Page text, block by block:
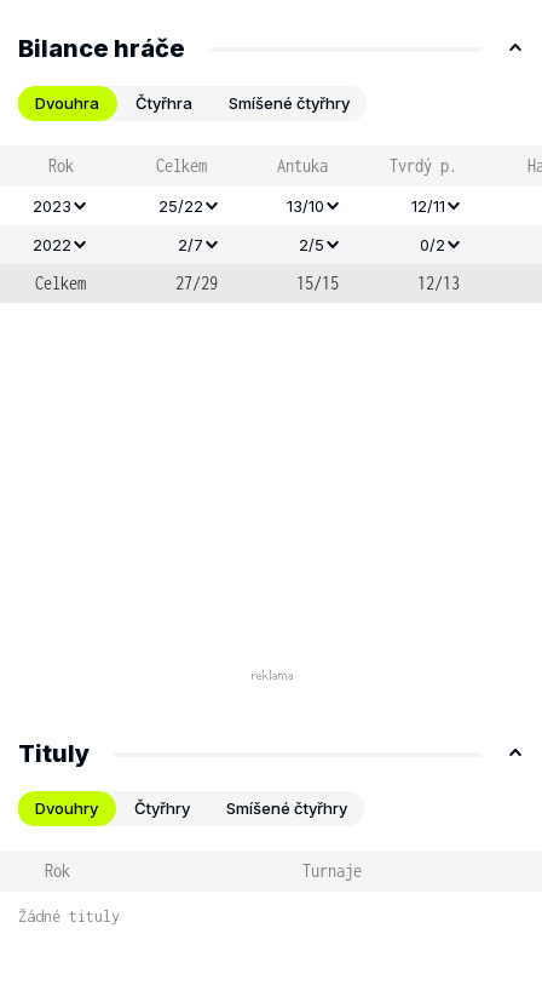
Bilance hráče
Dvouhra Čtyřhra Smíšené čtyřhry
Rok Celkem Antuka Tvrdý p.
2023 25/22 13/10
12/11
2022
2/7 2/5 0/2
Celkem 27/29 15/15 12/13
Tituly
Dvouhry Čtyřhry Smíšené čtyřhry
Rok Turnaje
Žádné tituly